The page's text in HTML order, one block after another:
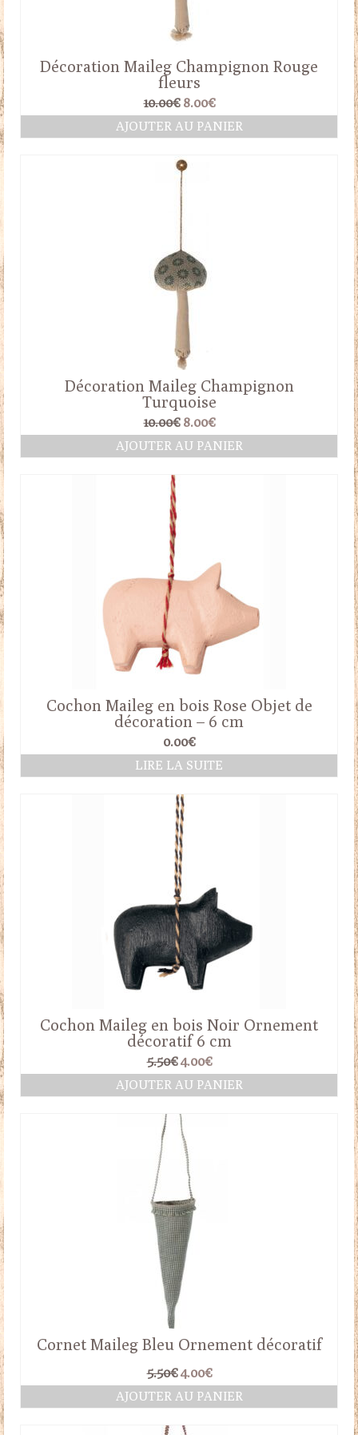
Décoration Maileg Champignon Rouge
fleurs
10.00€ Le
prix
initial
10.00€.
8.00€Le
prix
actuel
AJOUTER AU PANIER
Décoration Maileg Champignon
Turquoise
10.00€ Le
prix
initial
8.00€Le
prix
actuel
AJOUTER AU PANIER
Cochon Maileg en bois Rose Objet de
décoration – 6 cm
0.00€
LIRE LA SUITE
Cochon Maileg en bois Noir Ornement
décoratif 6 cm
5.50€ Le
prix
initial
5.50€.
4.00€Le
prix
actuel
AJOUTER AU PANIER
Cornet Maileg Bleu Ornement décoratif
5.50€ Le
prix
initial
4.00€Le
prix
actuel
AJOUTER AU PANIER